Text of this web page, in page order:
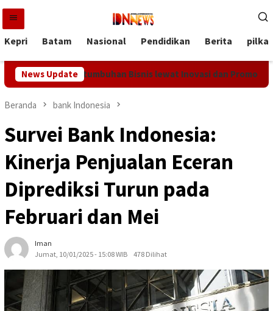
Loncat
konten
Kepri Batam Nasional Pendidikan Berita
News Update
Bidik Pertumbuhan Bisnis lewat Inovasi dan Promo
Beranda bank Indonesia
Survei Bank Indonesia:
Kinerja Penjualan Eceran
Diprediksi Turun pada
Februari dan Mei
Iman
Jumat, 10/01/2025 - 15:08 WIB
478 Dilihat